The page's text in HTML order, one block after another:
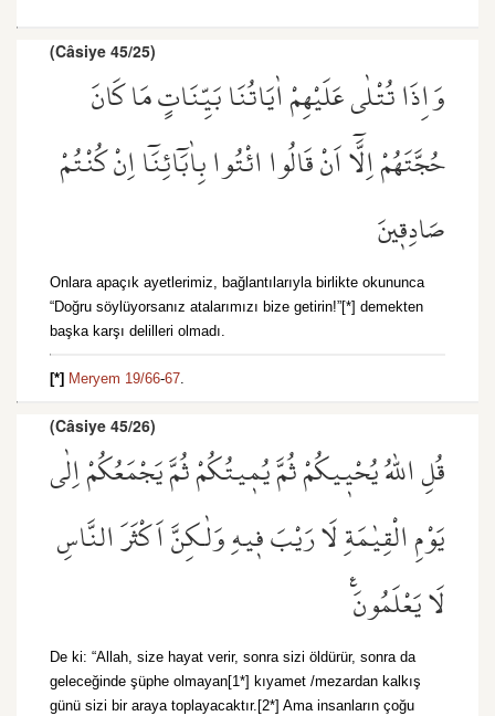
(Câsiye 45/25)
وَاِذَا تُتْلٰى عَلَيْهِمْ اٰيَاتُنَا بَيِّنَاتٍ مَا كَانَ
حُجَّتَهُمْ اِلَّٓا اَنْ قَالُوا ائْتُوا بِاٰبَٓائِنَٓا اِنْ كُنْتُمْ
صَادِق۪ينَ
Onlara apaçık ayetlerimiz, bağlantılarıyla birlikte okununca
“Doğru söylüyorsanız atalarımızı bize getirin!”[*] demekten
başka karşı delilleri olmadı.
[*] Meryem 19/66-67.
(Câsiye 45/26)
قُلِ اللّٰهُ يُحْي۪يكُمْ ثُمَّ يُم۪يتُكُمْ ثُمَّ يَجْمَعُكُمْ اِلٰى
يَوْمِ الْقِيٰمَةِ لَا رَيْبَ ف۪يهِ وَلٰكِنَّ اَكْثَرَ النَّاسِ
لَا يَعْلَمُونَ۟
De ki: “Allah, size hayat verir, sonra sizi öldürür, sonra da
geleceğinde şüphe olmayan[1*] kıyamet /mezardan kalkış
günü sizi bir araya toplayacaktır.[2*] Ama insanların çoğu